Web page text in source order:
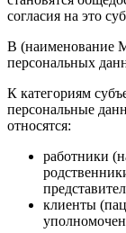
согласия на это
В (наименование
персональных
К категориям
персональные
относятся:
работники
клиенты